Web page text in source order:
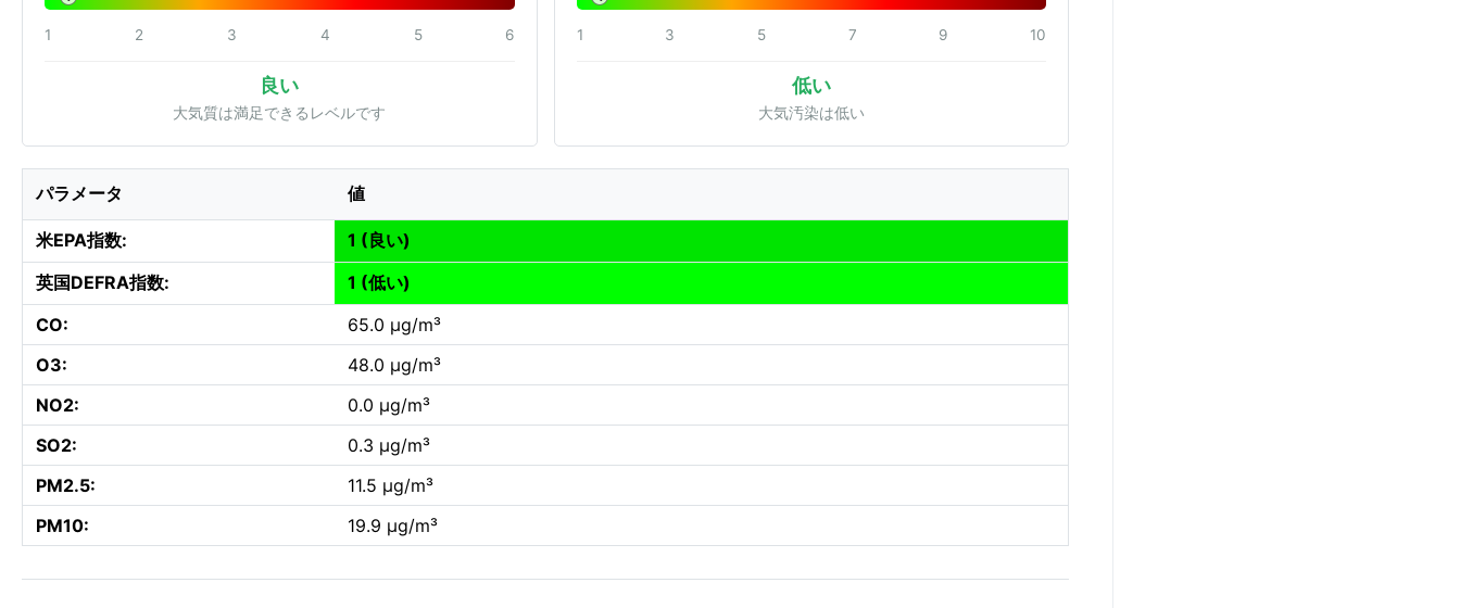
1 2 3 4 5 6
良い
大気質は満足できるレベルです
1 3 5 7 9 10
低い
大気汚染は低い
パラメータ 値
米EPA指数:
1 (良い)
英国DEFRA指数:
1 (低い)
CO:
65.0 µg/m³
O3:
48.0 µg/m³
NO2:
0.0 µg/m³
SO2:
0.3 µg/m³
PM2.5:
11.5 µg/m³
PM10:
19.9 µg/m³